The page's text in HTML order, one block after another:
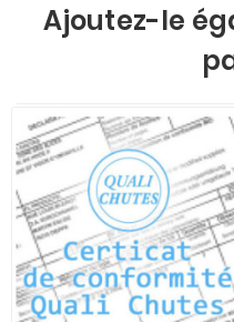
Ajoutez-le